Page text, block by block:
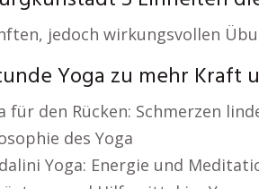
jedoch wirkungsvollen
Yoga zu mehr Kraft
für den Rücken: Schmerzen
des Yoga
Yoga: Energie und